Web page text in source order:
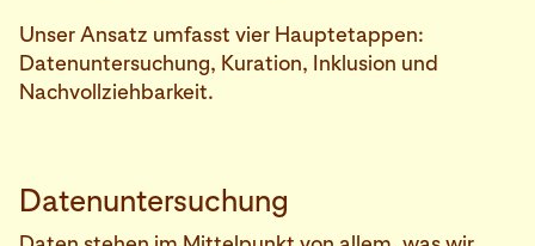
Unser Ansatz umfasst vier Hauptetappen:
Datenuntersuchung, Kuration, Inklusion und
Nachvollziehbarkeit.
Datenuntersuchung